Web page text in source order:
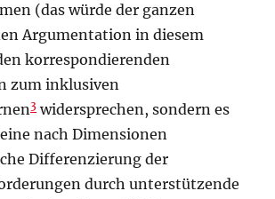
(das würde der ganzen
Argumentation in diesem
korrespondierenden
zum inklusiven
3 widersprechen, sondern es
nach Dimensionen
Differenzierung der
durch unterstützende